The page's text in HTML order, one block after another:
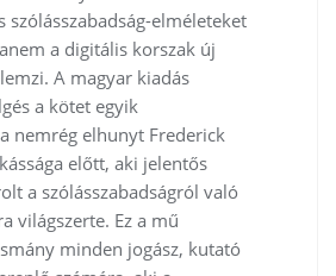
szólásszabadság-elméleteket
a digitális korszak új
A magyar kiadás
a kötet egyik
nemrég elhunyt Frederick
előtt, aki jelentős
a szólásszabadságról való
világszerte. Ez a mű
minden jogász, kutató